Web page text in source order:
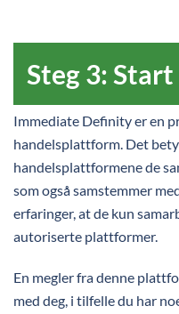
Steg 3:
Immediate Definity er en
handelsplattform. Det
handelsplattformene de
som også samstemmer
erfaringer, at de kun
autoriserte plattformer.
En megler fra denne
med deg, i tilfelle du har